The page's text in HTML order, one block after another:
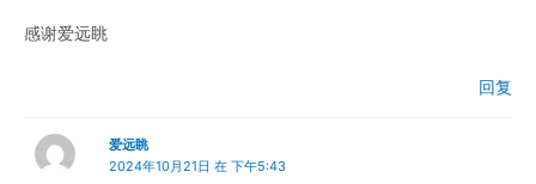
感谢爱远眺
回复
爱远眺
2024年10月21日 在 下午5:43